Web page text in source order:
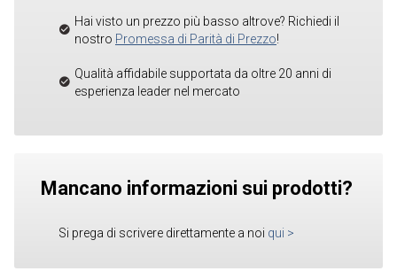
Hai visto un prezzo più basso altrove? Richiedi il
nostro Promessa di Parità di Prezzo!
Qualità affidabile supportata da oltre 20 anni di
esperienza leader nel mercato
Mancano informazioni sui prodotti?
Si prega di scrivere direttamente a noi qui >